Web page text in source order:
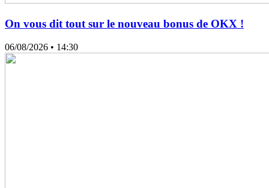
On vous dit tout sur le nouveau bonus de OKX !
06/08/2026 • 14:30